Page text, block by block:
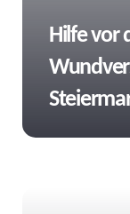
Hilfe vor